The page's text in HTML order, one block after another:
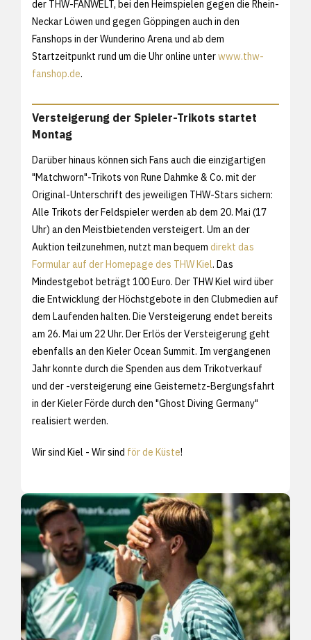
der THW-FANWELT, bei den Heimspielen gegen die Rhein-
Neckar Löwen und gegen Göppingen auch in den
Fanshops in der Wunderino Arena und ab dem
Startzeitpunkt rund um die Uhr online unterwww.thw-
fanshop.de.
Versteigerung der Spieler-Trikots startet
Montag
Darüber hinaus können sich Fans auch die einzigartigen
"Matchworn"-Trikots von Rune Dahmke & Co. mit der
Original-Unterschrift des jeweiligen THW-Stars sichern:
Alle Trikots der Feldspieler werden ab dem 20. Mai (17
Uhr) an den Meistbietenden versteigert. Um an der
Auktion teilzunehmen, nutzt man bequem direkt das
Formular auf der Homepage des THW Kiel. Das
Mindestgebot beträgt 100 Euro. Der THW Kiel wird über
die Entwicklung der Höchstgebote in den Clubmedien auf
dem Laufenden halten. Die Versteigerung endet bereits
am 26. Mai um 22 Uhr. Der Erlös der Versteigerung geht
ebenfalls an den Kieler Ocean Summit. Im vergangenen
Jahr konnte durch die Spenden aus dem Trikotverkauf
und der -versteigerung eine Geisternetz-Bergungsfahrt
in der Kieler Förde durch den "Ghost Diving Germany"
realisiert werden.
Wir sind Kiel - Wir sind för de Küste!